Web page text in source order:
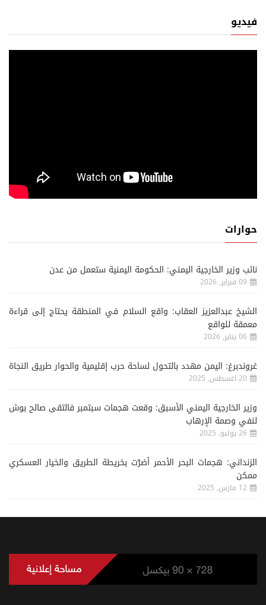
فيديو
حوارات
نائب وزير الخارجية اليمني: الحكومة اليمنية ستعمل من عدن
09 فبراير, 2026
الشيخ عبدالعزيز العقاب: واقع السلام في المنطقة يحتاج إلى قراءة
معمقة للواقع
06 يناير, 2026
غروندبرغ: اليمن مهدد بالتحول لساحة حرب إقليمية والحوار طريق النجاة
20 اغسطس, 2025
وزير الخارجية اليمني الأسبق: وقعت هجمات سبتمبر فالتقى صالح بوش
لنفي وصمة الإرهاب
26 يوليو, 2025
الزنداني: هجمات البحر الأحمر أضرّت بخريطة الطريق والخيار العسكري
ممكن
12 مارس, 2025